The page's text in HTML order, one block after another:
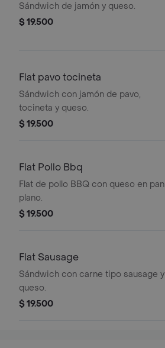
Sándwich de jamón y queso.
$ 19.500
Flat pavo tocineta
Sándwich con jamón de pavo,
tocineta y queso.
$ 19.500
Flat Pollo Bbq
Flat de pollo BBQ con queso en pan
plano.
$ 19.500
Flat Sausage
Sándwich con carne tipo sausage y
queso.
$ 19.500